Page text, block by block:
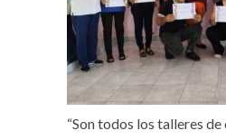
“Son todos los talleres